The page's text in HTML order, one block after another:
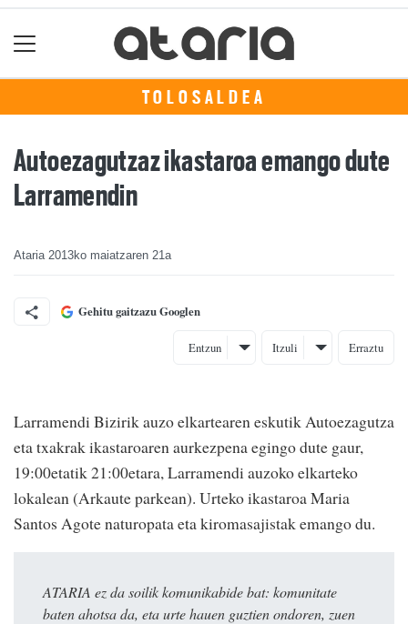
TOLOSALDEA
Autoezagutzaz ikastaroa emango dute
Larramendin
Ataria 2013ko maiatzaren 21a
Gehitu gaitzazu Googlen
Entzun Itzuli Erraztu
Larramendi Bizirik auzo elkartearen eskutik Autoezagutza
eta txakrak ikastaroaren aurkezpena egingo dute gaur,
19:00etatik 21:00etara, Larramendi auzoko elkarteko
lokalean (Arkaute parkean). Urteko ikastaroa Maria
Santos Agote naturopata eta kiromasajistak emango du.
ATARIA ez da soilik komunikabide bat: komunitate
baten ahotsa da, eta urte hauen guztien ondoren, zuen